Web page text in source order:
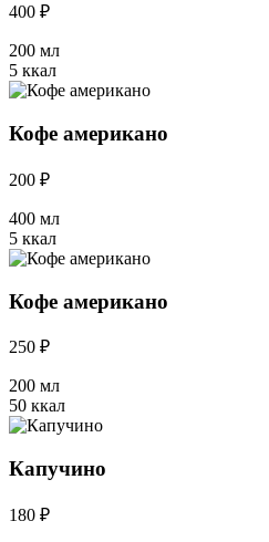
400 ₽
200 мл
5 ккал
Кофе американо
200 ₽
400 мл
5 ккал
Кофе американо
250 ₽
200 мл
50 ккал
Капучино
180 ₽